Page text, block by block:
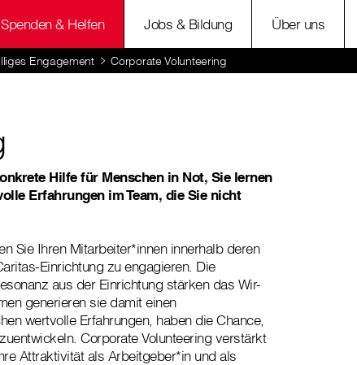
Spenden & Helfen Jobs & Bildung Über uns
Engagement Corporate Volunteering
Hilfe für Menschen in Not, Sie lernen
Erfahrungen im Team, die Sie nicht
Sie Ihren Mitarbeiter*innen innerhalb deren
Einrichtung zu engagieren. Die
aus der Einrichtung stärken das Wir-
generieren sie damit einen
wertvolle Erfahrungen, haben die Chance,
Corporate Volunteering verstärkt
Attraktivität als Arbeitgeber*in und als